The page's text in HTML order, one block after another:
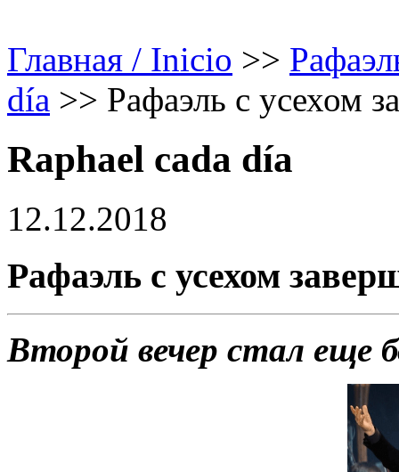
Главная / Inicio >>
día >> Рафаэль с усехом
Raphael cada día
12.12.2018
Рафаэль с усехом
Второй вечер стал еще